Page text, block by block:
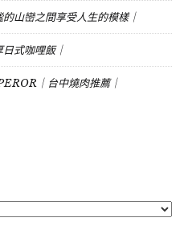
山巒之間享受人生的模樣｜
式咖哩飯｜
｜台中燒肉推薦｜